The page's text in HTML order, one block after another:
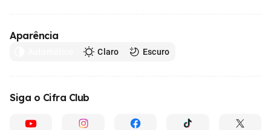
Aparência
Claro Escuro
Siga o Cifra Club